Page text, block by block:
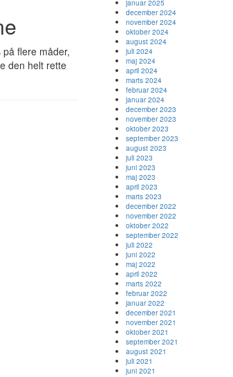
flere måder,
den helt rette
januar 2025
december 2024
november 2024
oktober 2024
august 2024
juli 2024
maj 2024
april 2024
marts 2024
februar 2024
januar 2024
december 2023
november 2023
oktober 2023
september 2023
august 2023
juli 2023
juni 2023
maj 2023
april 2023
marts 2023
december 2022
november 2022
oktober 2022
september 2022
juli 2022
juni 2022
maj 2022
april 2022
marts 2022
februar 2022
januar 2022
december 2021
november 2021
oktober 2021
september 2021
august 2021
juli 2021
juni 2021